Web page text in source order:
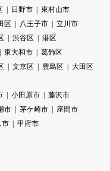
日野市
東村山市
区 八王子市
立川市
渋谷区
港区
東大和市
葛飾区
文京区 豊島区
大田区
小田原市
藤沢市
市 茅ケ崎市
座間市
市
甲府市